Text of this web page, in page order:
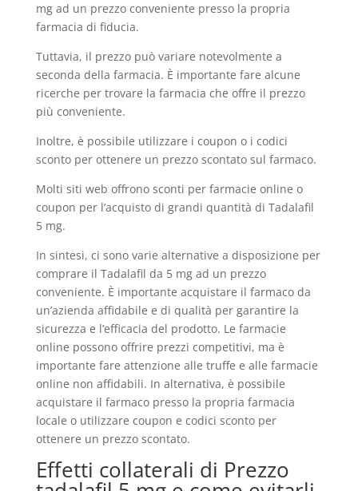
mg ad un prezzo conveniente presso la propria
farmacia di fiducia.
Tuttavia, il prezzo può variare notevolmente a
seconda della farmacia. È importante fare alcune
ricerche per trovare la farmacia che offre il prezzo
più conveniente.
Inoltre, è possibile utilizzare i coupon o i codici
sconto per ottenere un prezzo scontato sul farmaco.
Molti siti web offrono sconti per farmacie online o
coupon per l’acquisto di grandi quantità di Tadalafil
5 mg.
In sintesi, ci sono varie alternative a disposizione per
comprare il Tadalafil da 5 mg ad un prezzo
conveniente. È importante acquistare il farmaco da
un’azienda affidabile e di qualità per garantire la
sicurezza e l’efficacia del prodotto. Le farmacie
online possono offrire prezzi competitivi, ma è
importante fare attenzione alle truffe e alle farmacie
online non affidabili. In alternativa, è possibile
acquistare il farmaco presso la propria farmacia
locale o utilizzare coupon e codici sconto per
ottenere un prezzo scontato.
Effetti collaterali di Prezzo